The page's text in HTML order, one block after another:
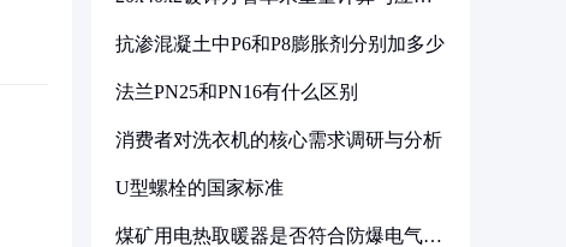
抗渗混凝土中P6和P8膨胀剂分别加多少
法兰PN25和PN16有什么区别
消费者对洗衣机的核心需求调研与分析
U型螺栓的国家标准
煤矿用电热取暖器是否符合防爆电气设